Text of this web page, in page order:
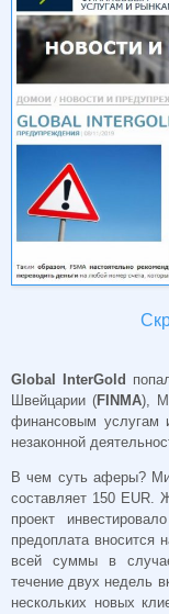
Global InterGold
Швейцарии (FINMA),
финансовым услугам
незаконной
В чем суть аферы?
составляет 150 EUR.
проект
предоплата
всей суммы в
течение двух недель
нескольких новых